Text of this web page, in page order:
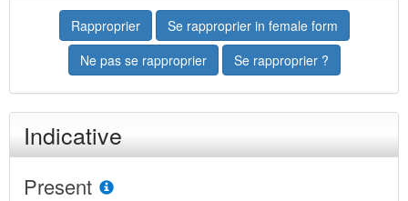
Rapproprier
Se rapproprier in female form
Ne pas se rapproprier
Se rapproprier ?
Indicative
Present